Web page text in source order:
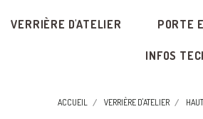
VERRIÈRE D'ATELIER PORTE
INFOS
ACCUEIL VERRIÈRE D'ATELIER